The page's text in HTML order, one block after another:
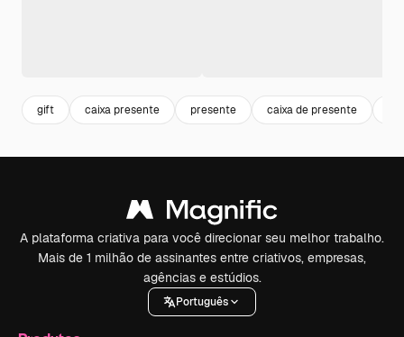
gift caixa presente presente caixa de presente
A plataforma criativa para você direcionar seu melhor trabalho.
Mais de 1 milhão de assinantes entre criativos, empresas,
agências e estúdios.
Português